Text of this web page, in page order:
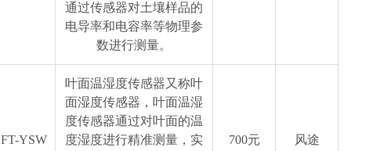
通过传感器对土壤样品的
电导率和电容率等物理参
数进行测量。
FT-YSW
叶面温湿度传感器又称叶
面湿度传感器，叶面温湿
度传感器通过对叶面的温
度湿度进行精准测量，实
700元 风途